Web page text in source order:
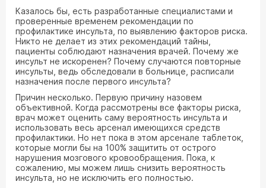
Казалось бы, есть разработанные специалистами и
проверенные временем рекомендации по
профилактике инсульта, по выявлению факторов риска.
Никто не делает из этих рекомендаций тайны,
пациенты соблюдают назначения врачей. Почему же
инсульт не искоренен? Почему случаются повторные
инсульты, ведь обследовали в больнице, расписали
назначения после первого инсульта?
Причин несколько. Первую причину назовем
объективной. Когда рассмотрены все факторы риска,
врач может оценить саму вероятность инсульта и
использовать весь арсенал имеющихся средств
профилактики. Но нет пока в этом арсенале таблеток,
которые могли бы на 100% защитить от острого
нарушения мозгового кровообращения. Пока, к
сожалению, мы можем лишь снизить вероятность
инсульта, но не исключить его полностью.